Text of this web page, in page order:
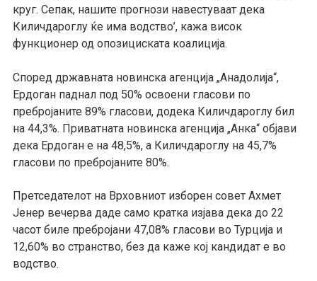
круг. Сепак, нашите прогнози навестуваат дека
Киличдароглу ќе има водство’, кажа висок
функционер од опозициската коалиција.
Според државната новинска агенција „Анадолија“,
Ердоган паднал под 50% освоени гласови по
пребројаните 89% гласови, додека Киличдароглу бил
на 44,3%. Приватната новинска агенција „Анка“ објави
дека Ердоган е на 48,5%, а Киличдароглу на 45,7%
гласови по пребројаните 80%.
Претседателот на Врховниот изборен совет Ахмет
Јенер вечерва даде само кратка изјава дека до 22
часот биле пребројани 47,08% гласови во Турција и
12,60% во странство, без да каже кој кандидат е во
водство.